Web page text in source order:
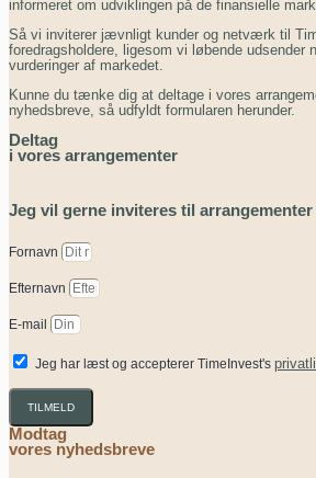
informeret om udviklingen på de finansielle
Så vi inviterer jævnligt kunder og netværk til
foredragsholdere, ligesom vi løbende udsender
vurderinger af markedet.
Kunne du tænke dig at deltage i vores
nyhedsbreve, så udfyldt formularen herunder.
Deltag
i vores arrangementer
Jeg vil gerne inviteres til
Fornavn
Efternavn
E-mail
Jeg har læst og accepterer TimeInvest's
TILMELD
Modtag
vores nyhedsbreve